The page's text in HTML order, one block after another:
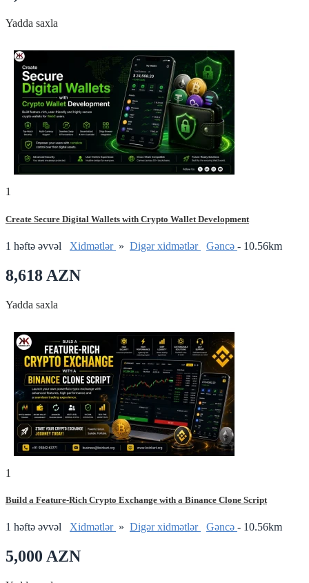
Yadda saxla
1
Create Secure Digital Wallets with Crypto Wallet Development
1 həftə əvvəl Xidmətlər » Digər xidmətlər Gǝncǝ - 10.56km
8,618 AZN
Yadda saxla
1
Build a Feature-Rich Crypto Exchange with a Binance Clone Script
1 həftə əvvəl Xidmətlər » Digər xidmətlər Gǝncǝ - 10.56km
5,000 AZN